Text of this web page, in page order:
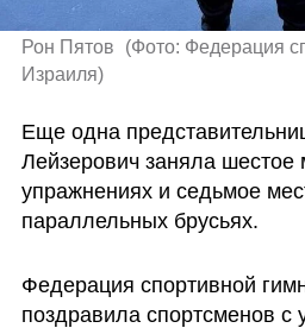
Рон Пятов (Фото: Федерация
Израиля)
Еще одна
Лейзерович заняла шестое
упражнениях и седьмое
параллельных брусьях.
Федерация спортивной
поздравила спортсменов с